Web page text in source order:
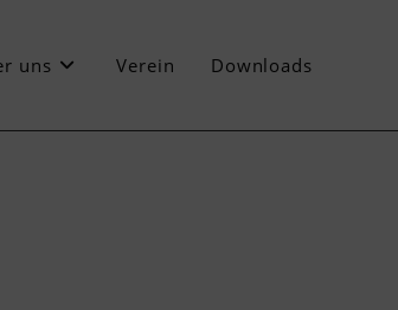
uns Verein Downloads